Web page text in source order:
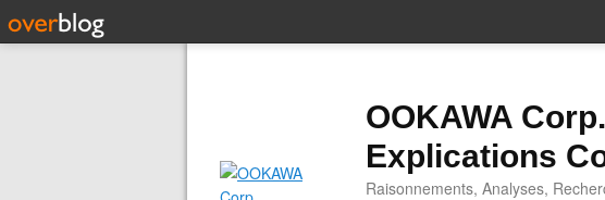
OOKAWA
Explications
Raisonnements, Analyses,